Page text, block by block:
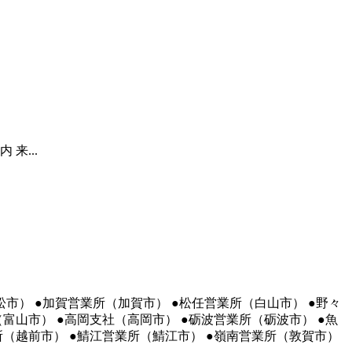
来...
） ●加賀営業所（加賀市） ●松任営業所（白山市） ●野々
山市） ●高岡支社（高岡市） ●砺波営業所（砺波市） ●魚
越前市） ●鯖江営業所（鯖江市） ●嶺南営業所（敦賀市）